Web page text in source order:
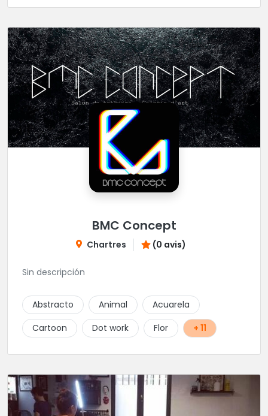
BMC Concept
Chartres (0 avis)
Sin descripción
Abstracto Animal
Acuarela
Cartoon
Dot work Flor + 11